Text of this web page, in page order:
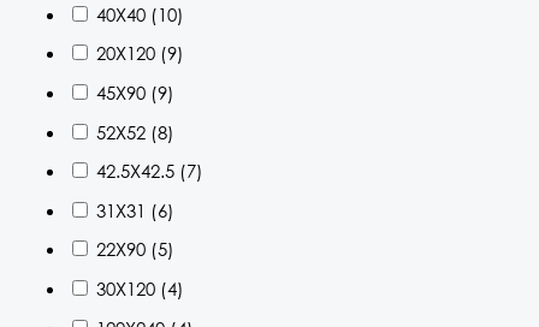
40X40 (10)
20X120 (9)
45X90 (9)
52X52 (8)
42.5X42.5 (7)
31X31 (6)
22X90 (5)
30X120 (4)